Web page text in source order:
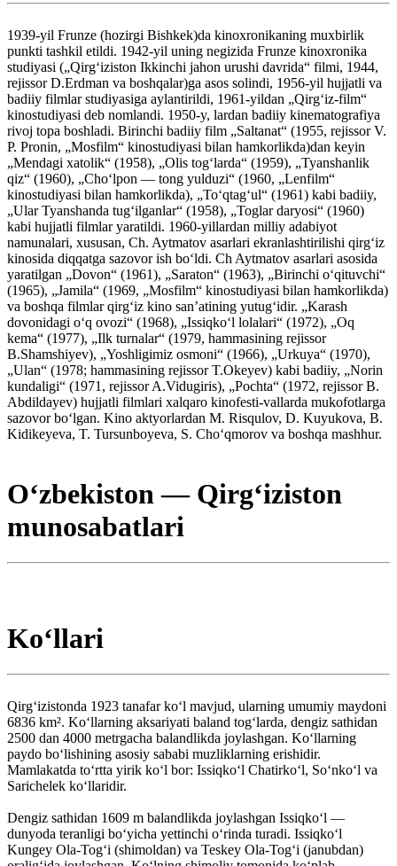
1939-yil Frunze (hozirgi Bishkek)da kinoxronikaning muxbirlik
punkti tashkil etildi. 1942-yil uning negizida Frunze kinoxronika
studiyasi („Qirgʻiziston Ikkinchi jahon urushi davrida“ filmi, 1944,
rejissor D.Erdman va boshqalar)ga asos solindi, 1956-yil hujjatli va
badiiy filmlar studiyasiga aylantirildi, 1961-yildan „Qirgʻiz-film“
kinostudiyasi deb nomlandi. 1950-y, lardan badiiy kinematografiya
rivoj topa boshladi. Birinchi badiiy film „Saltanat“ (1955, rejissor V.
P. Pronin, „Mosfilm“ kinostudiyasi bilan hamkorlikda)dan keyin
„Mendagi xatolik“ (1958), „Olis togʻlarda“ (1959), „Tyanshanlik
qiz“ (1960), „Choʻlpon — tong yulduzi“ (1960, „Lenfilm“
kinostudiyasi bilan hamkorlikda), „Toʻqtagʻul“ (1961) kabi badiiy,
„Ular Tyanshanda tugʻilganlar“ (1958), „Toglar daryosi“ (1960)
kabi hujjatli filmlar yaratildi. 1960-yillardan milliy adabiyot
namunalari, xususan, Ch. Aytmatov asarlari ekranlashtirilishi qirgʻiz
kinosida diqqatga sazovor ish boʻldi. Ch Aytmatov asarlari asosida
yaratilgan „Dovon“ (1961), „Saraton“ (1963), „Birinchi oʻqituvchi“
(1965), „Jamila“ (1969, „Mosfilm“ kinostudiyasi bilan hamkorlikda)
va boshqa filmlar qirgʻiz kino sanʼatining yutugʻidir. „Karash
dovonidagi oʻq ovozi“ (1968), „Issiqkoʻl lolalari“ (1972), „Oq
kema“ (1977), „Ilk turnalar“ (1979, hammasining rejissor
B.Shamshiyev), „Yoshligimiz osmoni“ (1966), „Urkuya“ (1970),
„Ulan“ (1978; hammasining rejissor T.Okeyev) kabi badiiy, „Norin
kundaligi“ (1971, rejissor A.Vidugiris), „Pochta“ (1972, rejissor B.
Abdildayev) hujjatli filmlari xalqaro kinofesti-vallarda mukofotlarga
sazovor boʻlgan. Kino aktyorlardan M. Risqulov, D. Kuyukova, B.
Kidikeyeva, T. Tursunboyeva, S. Choʻqmorov va boshqa mashhur.
Oʻzbekiston — Qirgʻiziston
munosabatlari
Koʻllari
Qirgʻizistonda 1923 tanafar koʻl mavjud, ularning umumiy maydoni
6836 km². Koʻllarning aksariyati baland togʻlarda, dengiz sathidan
2500 dan 4000 metrgacha balandlikda joylashgan. Koʻllarning
paydo boʻlishining asosiy sababi muzliklarning erishidir.
Mamlakatda toʻrtta yirik koʻl bor: Issiqkoʻl Chatirkoʻl, Soʻnkoʻl va
Sarichelek koʻllaridir.
Dengiz sathidan 1609 m balandlikda joylashgan Issiqkoʻl —
dunyoda teranligi boʻyicha yettinchi oʻrinda turadi. Issiqkoʻl
Kungey Ola-Togʻi (shimoldan) va Teskey Ola-Togʻi (janubdan)